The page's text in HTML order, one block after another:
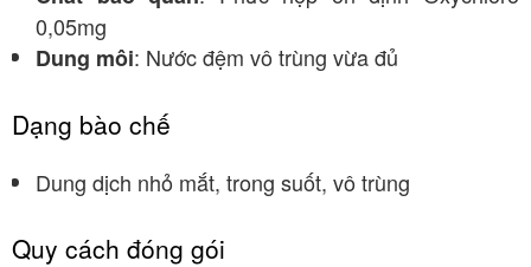
0,05mg
Dung môi: Nước đệm vô trùng vừa đủ
Dạng bào chế
Dung dịch nhỏ mắt, trong suốt, vô trùng
Quy cách đóng gói